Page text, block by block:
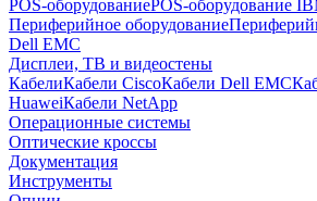
POS-оборудованиеPOS-оборудование
Периферийное оборудование
Dell EMC
Дисплеи, ТВ и видеостены
КабелиКабели CiscoКабели Dell EMC
HuaweiКабели NetApp
Операционные системы
Оптические кроссы
Документация
Инструменты